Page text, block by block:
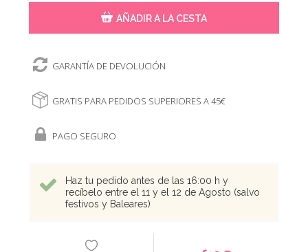
AÑADIR A LA CESTA
GARANTÍA DE DEVOLUCIÓN
GRATIS PARA PEDIDOS SUPERIORES A 45€
PAGO SEGURO
Haz tu pedido antes de las 16:00 h y
recíbelo entre el 11 y el 12 de Agosto (salvo
festivos y Baleares)